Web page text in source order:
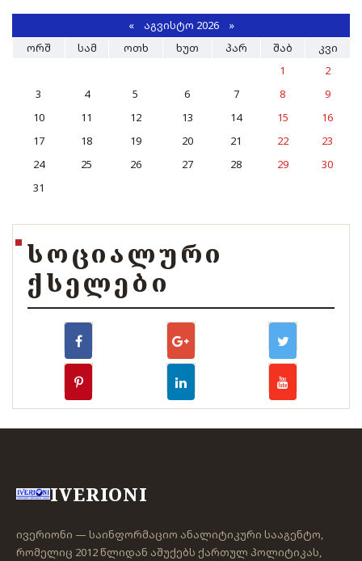
«ᲐᲒᲕᲘᲡᲢᲝ 2026 »
ᲝᲠᲨ
ᲡᲐᲛ ᲝᲗᲮ ᲮᲣᲗ ᲞᲐᲠ ᲨᲐᲑ
ᲙᲕᲘ
1
2
3
4 5 6 7 8
9
10
11 12 13 14 15
16
17
18 19 20 21 22
23
24
25 26 27 28 29
30
31
ᲡᲝᲪᲘᲐᲚᲣᲠᲘ
ᲥᲡᲔᲚᲔᲑᲘ
IVERIONI
ივერიონი — საინფორმაციო ანალიტიკური სააგენტო,
რომელიც 2012 წლიდან აშუქებს ქართულ პოლიტიკას,